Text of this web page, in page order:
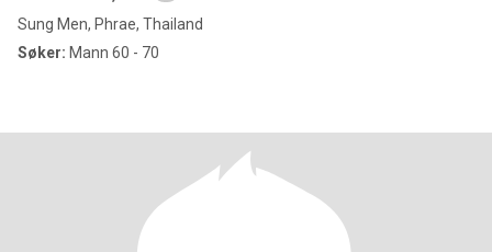
Sung Men, Phrae, Thailand
Søker: Mann 60 - 70